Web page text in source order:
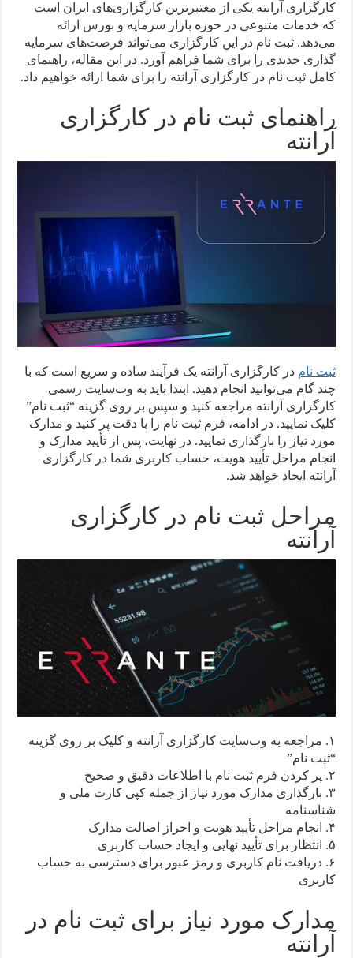
کارگزاری آرانته یکی از معتبرترین کارگزاری‌های ایران است
که خدمات متنوعی در حوزه بازار سرمایه و بورس ارائه
می‌دهد. ثبت نام در این کارگزاری می‌تواند فرصت‌های سرمایه
گذاری جدیدی را برای شما فراهم آورد. در این مقاله، راهنمای
کامل ثبت نام در کارگزاری آرانته را برای شما ارائه خواهیم داد.
راهنمای ثبت نام در کارگزاری
آرانته
ثبت نام در کارگزاری آرانته یک فرآیند ساده و سریع است که با
چند گام می‌توانید انجام دهید. ابتدا باید به وب‌سایت رسمی
کارگزاری آرانته مراجعه کنید و سپس بر روی گزینه “ثبت نام”
کلیک نمایید. در ادامه، فرم ثبت نام را با دقت پر کنید و مدارک
مورد نیاز را بارگذاری نمایید. در نهایت، پس از تأیید مدارک و
انجام مراحل تأیید هویت، حساب کاربری شما در کارگزاری
آرانته ایجاد خواهد شد.
مراحل ثبت نام در کارگزاری
آرانته
۱. مراجعه به وب‌سایت کارگزاری آرانته و کلیک بر روی گزینه
“ثبت نام”
۲. پر کردن فرم ثبت نام با اطلاعات دقیق و صحیح
۳. بارگذاری مدارک مورد نیاز از جمله کپی کارت ملی و
شناسنامه
۴. انجام مراحل تأیید هویت و احراز اصالت مدارک
۵. انتظار برای تأیید نهایی و ایجاد حساب کاربری
۶. دریافت نام کاربری و رمز عبور برای دسترسی به حساب
کاربری
مدارک مورد نیاز برای ثبت نام در
آرانته